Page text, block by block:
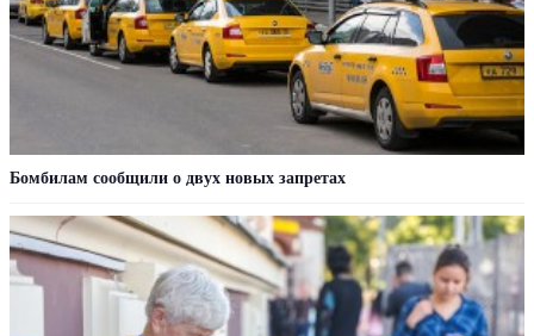
Бомбилам сообщили о двух новых запретах